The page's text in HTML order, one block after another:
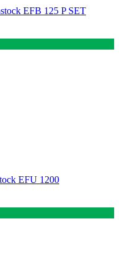
EFB 125 P SET
EFU 1200